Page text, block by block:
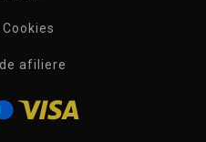
afiliere